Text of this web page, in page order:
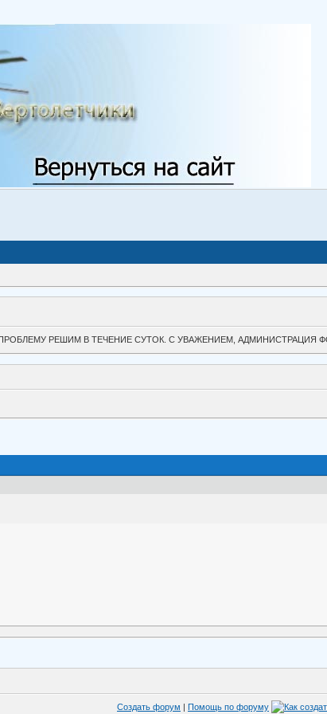
РЕШИМ В ТЕЧЕНИЕ СУТОК. С УВАЖЕНИЕМ, АДМИНИСТРАЦИЯ
Создать форум | Помощь по форуму